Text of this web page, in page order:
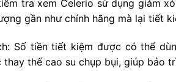
tra xem Celerio sử dụng giảm
gần như chính hãng mà lại tiết
Số tiền tiết kiệm được có thể
thay thế cao su chụp bụi, giúp bảo